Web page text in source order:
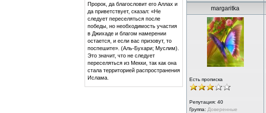
Пророк, да благословит его Аллах и
да приветствует, сказал: «Не
следует переселяться после
победы, но необходимость участия
в Джихаде и благом намерении
остается, и если вас призовут, то
поспешите». (Аль-Бухари; Муслим).
Это значит, что не следует
переселяться из Мекки, так как она
стала территорией распространения
Ислама.
margaritka
Есть прописка
Репутация: 40
Группа: Доверенные